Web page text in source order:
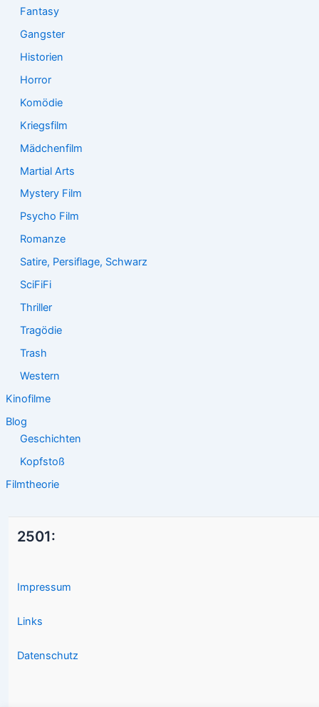
Fantasy
Gangster
Historien
Horror
Komödie
Kriegsfilm
Mädchenfilm
Martial Arts
Mystery Film
Psycho Film
Romanze
Satire, Persiflage, Schwarz
SciFiFi
Thriller
Tragödie
Trash
Western
Kinofilme
Blog
Geschichten
Kopfstoß
Filmtheorie
2501:
Impressum
Links
Datenschutz